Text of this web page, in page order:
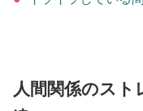
人間関係のスト